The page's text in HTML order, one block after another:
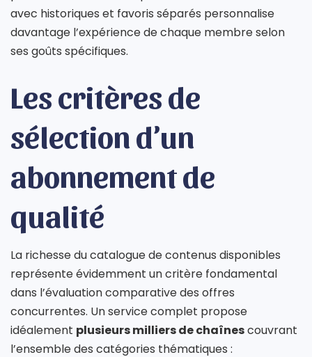
avec historiques et favoris séparés personnalise
davantage l’expérience de chaque membre selon
ses goûts spécifiques.
Les critères de
sélection d’un
abonnement de
qualité
La richesse du catalogue de contenus disponibles
représente évidemment un critère fondamental
dans l’évaluation comparative des offres
concurrentes. Un service complet propose
idéalement plusieurs milliers de chaînescouvrant
l’ensemble des catégories thématiques :